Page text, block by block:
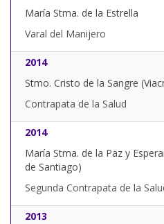
María Stma. de la Estrella
Varal del Manijero
2014
Stmo. Cristo de la Sangre
Contrapata de la Salud
2014
María Stma. de la Paz y
de Santiago)
Segunda Contrapata de la
2013